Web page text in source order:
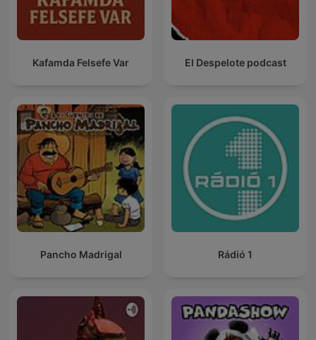
Kafamda Felsefe Var El Despelote podcast
Pancho Madrigal Rádió 1